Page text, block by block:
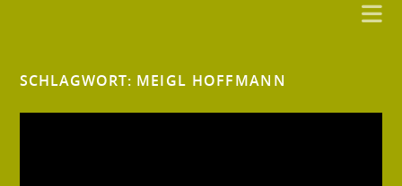
SCHLAGWORT: MEIGL HOFFMANN